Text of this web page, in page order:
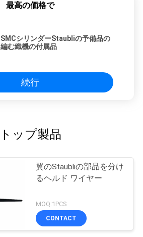
最高の価格で
SMCシリンダーStaubliの予備品の
編む織機の付属品
続行
トップ製品
翼のStaubliの部品を分け
るヘルド ワイヤー
MOQ:1PCS
CONTACT